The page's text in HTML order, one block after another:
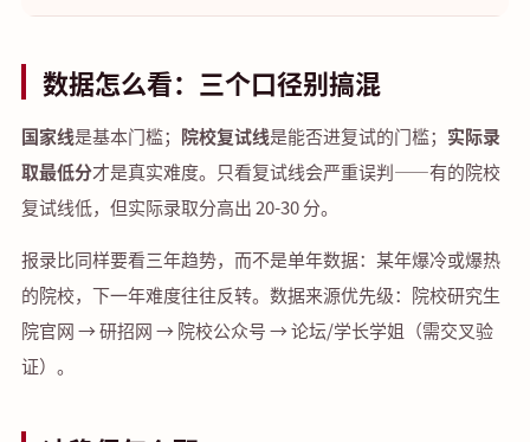
数据怎么看：三个口径别搞混
国家线是基本门槛； 院校复试线是能否进复试的门槛； 实际录
取最低分才是真实难度。只看复试线会严重误判——有的院校
复试线低，但实际录取分高出 20-30 分。
报录比同样要看三年趋势，而不是单年数据：某年爆冷或爆热
的院校，下一年难度往往反转。数据来源优先级：院校研究生
院官网 → 研招网 → 院校公众号 → 论坛/学长学姐（需交叉验
证）。